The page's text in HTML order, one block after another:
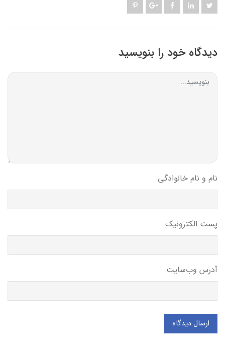
دیدگاه خود را بنویسید
نام و نام خانوادگی
پست الکترونیک
آدرس وب‌سایت
ارسال دیدگاه